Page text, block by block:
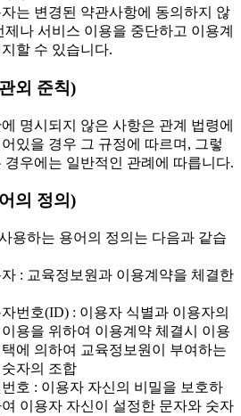
는 변경된 약관사항에 동의하지 않
제나 서비스 이용을 중단하고 이용계
할 수 있습니다.
외 준칙)
명시되지 않은 사항은 관계 법령에
있을 경우 그 규정에 따르며, 그렇
경우에는 일반적인 관례에 따릅니다.
의 정의)
용하는 용어의 정의는 다음과 같습
: 교육정보원과 이용계약을 체결한
번호(ID) : 이용자 식별과 이용자의
용을 위하여 이용계약 체결시 이용
에 의하여 교육정보원이 부여하는
자의 조합
호 : 이용자 자신의 비밀을 보호하
이용자 자신이 설정한 문자와 숫자